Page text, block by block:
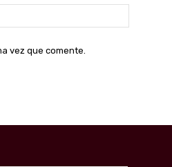
web:
vez que comente.